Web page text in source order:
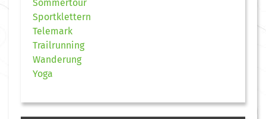
Sommertour
Sportklettern
Telemark
Trailrunning
Wanderung
Yoga